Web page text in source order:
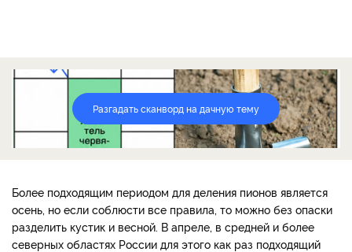
Разгадать сканворд на дачную тему
Более подходящим периодом для деления пионов является
осень, но если соблюсти все правила, то можно без опаски
разделить кустик и весной. В апреле, в средней и более
северных областях России для этого как раз подходящий